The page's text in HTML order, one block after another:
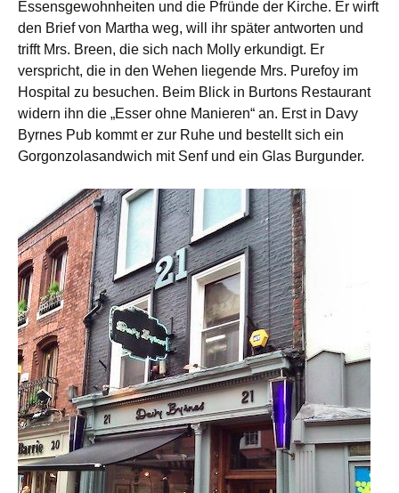
Essensgewohnheiten und die Pfründe der Kirche. Er wirft
den Brief von Martha weg, will ihr später antworten und
trifft Mrs. Breen, die sich nach Molly erkundigt. Er
verspricht, die in den Wehen liegende Mrs. Purefoy im
Hospital zu besuchen. Beim Blick in Burtons Restaurant
widern ihn die „Esser ohne Manieren“ an. Erst in Davy
Byrnes Pub kommt er zur Ruhe und bestellt sich ein
Gorgonzolasandwich mit Senf und ein Glas Burgunder.